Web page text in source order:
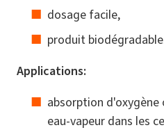
dosage facile,
produit
Applications:
absorption d'oxygène
eau-vapeur dans les